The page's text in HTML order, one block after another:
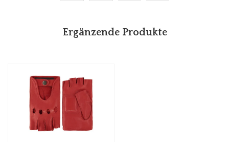
Ergänzende Produkte